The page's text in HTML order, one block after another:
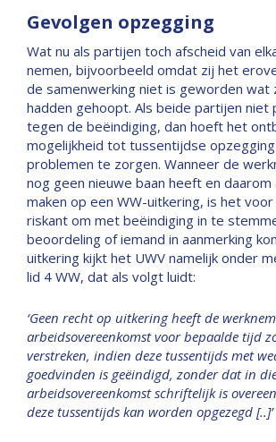
Gevolgen opzegging
Wat nu als partijen toch afscheid van
nemen, bijvoorbeeld omdat zij het
de samenwerking niet is geworden wat
hadden gehoopt. Als beide partijen
tegen de beëindiging, dan hoeft het
mogelijkheid tot tussentijdse
problemen te zorgen. Wanneer de
nog geen nieuwe baan heeft en daarom
maken op een WW-uitkering, is het
riskant om met beëindiging in te
beoordeling of iemand in aanmerking
uitkering kijkt het UWV namelijk onder
lid 4 WW, dat als volgt luidt:
‘Geen recht op uitkering heeft de
arbeidsovereenkomst voor bepaalde tijd
verstreken, indien deze tussentijds met
goedvinden is geëindigd, zonder dat in
arbeidsovereenkomst schriftelijk is
deze tussentijds kan worden opgezegd [..]’